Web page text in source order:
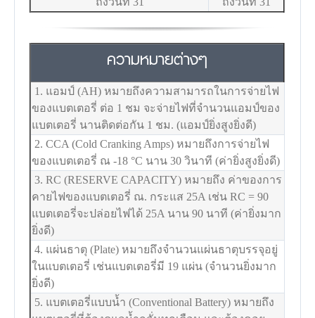
ความหมายต่างๆ
1. แอมป์ (AH) หมายถึงความสามารถในการจ่ายไฟ
ของแบตเตอรี่ ต่อ 1 ชม จะจ่ายไฟที่จำนวนแอมป์ของ
แบตเตอรี่ นานติดต่อกัน 1 ชม. (แอมป์ยิ่งสูงยิ่งดี)
2. CCA (Cold Cranking Amps) หมายถึงการจ่ายไฟ
ของแบตเตอรี่ ณ -18 °C นาน 30 วินาที (ค่ายิ่งสูงยิ่งดี)
3. RC (RESERVE CAPACITY) หมายถึง ค่าของการ
คายไฟของแบตเตอรี่ ณ. กระแส 25A เช่น RC = 90
แบตเตอรี่จะปล่อยไฟได้ 25A นาน 90 นาที (ค่ายิ่งมาก
ยิ่งดี)
4. แผ่นธาตุ (Plate) หมายถึงจำนวนแผ่นธาตุบรรจุอยู่
ในแบตเตอรี่ เช่นแบตเตอรี่มี 19 แผ่น (จำนวนยิ่งมาก
ยิ่งดี)
5. แบตเตอรี่แบบน้ำ (Conventional Battery) หมายถึง